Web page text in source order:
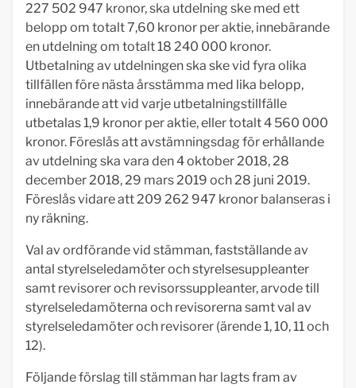
227 502 947 kronor, ska utdelning ske med ett
belopp om totalt 7,60 kronor per aktie, innebärande
en utdelning om totalt 18 240 000 kronor.
Utbetalning av utdelningen ska ske vid fyra olika
tillfällen före nästa årsstämma med lika belopp,
innebärande att vid varje utbetalningstillfälle
utbetalas 1,9 kronor per aktie, eller totalt 4 560 000
kronor. Föreslås att avstämningsdag för erhållande
av utdelning ska vara den 4 oktober 2018, 28
december 2018, 29 mars 2019 och 28 juni 2019.
Föreslås vidare att 209 262 947 kronor balanseras i
ny räkning.
Val av ordförande vid stämman, fastställande av
antal styrelseledamöter och styrelsesuppleanter
samt revisorer och revisorssuppleanter, arvode till
styrelseledamöterna och revisorerna samt val av
styrelseledamöter och revisorer (ärende 1, 10, 11 och
12).
Följande förslag till stämman har lagts fram av